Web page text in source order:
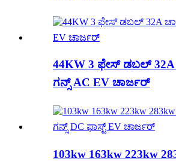
44KW 3 ಫೇಸ್ ಡಬಲ್
ಗನ್ಸ್ AC EV ಚಾರ್ಜರ್
103kw 163kw 223kw